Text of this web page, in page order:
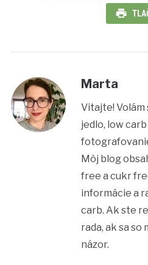
Marta
Vitajte! Volám
jedlo, low
Môj blog
free a cukr
informácie a
carb. Ak ste
rada, ak sa so
názor.